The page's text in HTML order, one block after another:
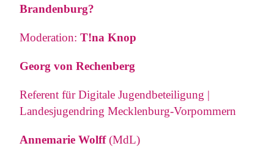
Brandenburg?
Moderation: T!na Knop
Georg von Rechenberg
Referent für Digitale Jugendbeteiligung |
Landesjugendring Mecklenburg-Vorpommern
Annemarie Wolff(MdL)